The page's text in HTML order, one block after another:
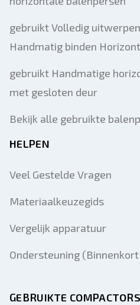
gebruikt Volledig
Handmatig binden
gebruikt Handmatige
met gesloten deur
Bekijk alle gebruikte
HELPEN
Veel Gestelde Vragen
Materiaalkeuzegids
Vergelijk apparatuur
Ondersteuning
GEBRUIKTE COMPACTORS